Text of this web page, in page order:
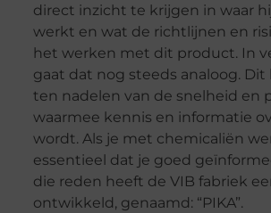
direct inzicht te krijgen in waar
werkt en wat de richtlijnen en
het werken met dit product. In
gaat dat nog steeds analoog.
ten nadelen van de snelheid en
waarmee kennis en informatie
wordt. Als je met chemicaliën
essentieel dat je goed
die reden heeft de VIB fabriek
ontwikkeld, genaamd: “PIKA”.